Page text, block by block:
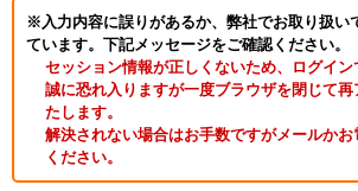
※入力内容に誤りがあるか、弊社でお取り扱い
ています。下記メッセージをご確認ください。
セッション情報が正しくないため、ログイン
誠に恐れ入りますが一度ブラウザを閉じて
たします。
解決されない場合はお手数ですがメールか
ください。